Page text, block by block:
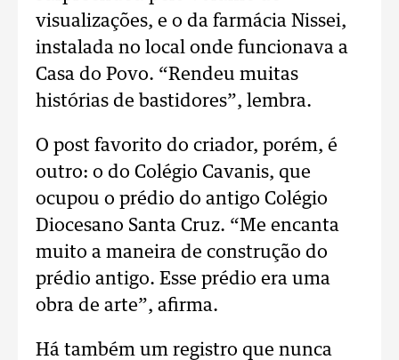
visualizações, e o da farmácia Nissei,
instalada no local onde funcionava a
Casa do Povo. “Rendeu muitas
histórias de bastidores”, lembra.
O post favorito do criador, porém, é
outro: o do Colégio Cavanis, que
ocupou o prédio do antigo Colégio
Diocesano Santa Cruz. “Me encanta
muito a maneira de construção do
prédio antigo. Esse prédio era uma
obra de arte”, afirma.
Há também um registro que nunca